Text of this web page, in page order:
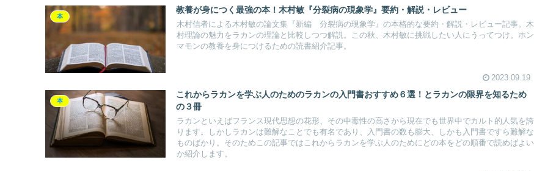
本
教養が身につく最強の本！木村敏『分裂病の現象学』要約・解説・レビュー
木村信者による木村敏の論文集『新編 分裂病の現象学』の本格的な要約・解説・レビュー記事。木
村理論の魅力をラカンの理論と比較しつつ解説。この秋、木村敏に挑戦したい人にうってつけ。ホン
マモンの教養を身につけるための読書紹介記事。
2023.09.19
本
これからラカンを学ぶ人のためのラカンの入門書おすすめ６選！とラカンの限界を知るため
の３冊
ラカンといえばフランス現代思想の花形、その中毒性の高さから現在でも世界中でカルト的人気を誇
ります。しかしラカンは難解なことでも有名であり、入門書の数も膨大、しかも入門書ですら難解な
ものばかり。そのためこの記事ではこれからラカンを学ぶ人のためにどの本をどの順番で読めばよい
か紹介します。